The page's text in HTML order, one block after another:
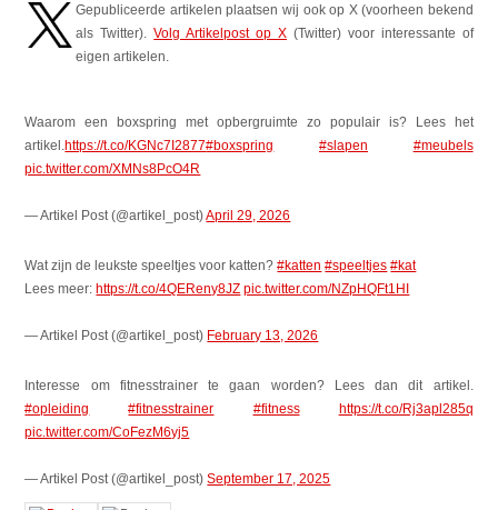
Gepubliceerde artikelen plaatsen wij ook op X (voorheen bekend
als Twitter).Volg Artikelpost op X(Twitter) voor interessante of
eigen artikelen.
Waarom een boxspring met opbergruimte zo populair is? Lees het
artikel.https://t.co/KGNc7I2877#boxspring #slapen
#meubels
pic.twitter.com/XMNs8PcO4R
— Artikel Post (@artikel_post)April 29, 2026
Wat zijn de leukste speeltjes voor katten?#katten #speeltjes #kat
Lees meer:https://t.co/4QEReny8JZ pic.twitter.com/NZpHQFt1HI
— Artikel Post (@artikel_post) February 13, 2026
Interesse om fitnesstrainer te gaan worden? Lees dan dit artikel.
#opleiding
#fitnesstrainer #fitness
https://t.co/Rj3apl285q
pic.twitter.com/CoFezM6yj5
— Artikel Post (@artikel_post)September 17, 2025